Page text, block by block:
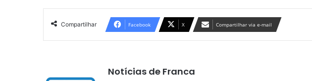
Compartilhar Facebook X Compartilhar via e-mail
Notícias de Franca